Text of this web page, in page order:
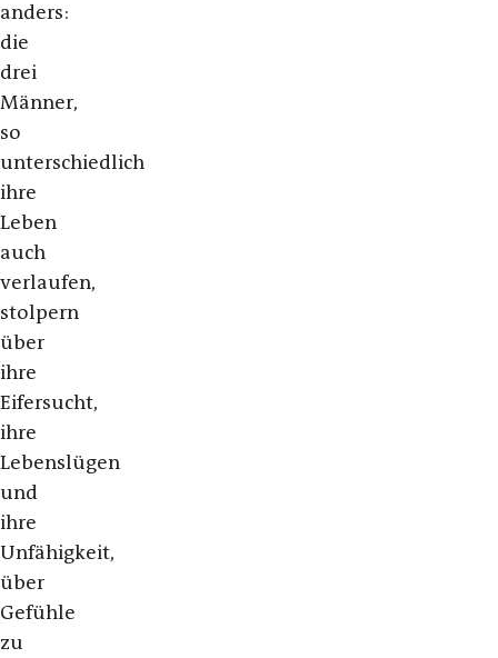
anders:
die
drei
Männer,
so
unterschiedlich
ihre
Leben
auch
verlaufen,
stolpern
über
ihre
Eifersucht,
ihre
Lebenslügen
und
ihre
Unfähigkeit,
über
Gefühle
zu